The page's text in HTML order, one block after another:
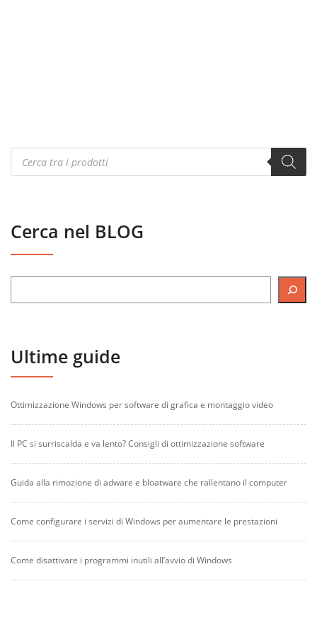
Products
search
Cerca nel BLOG
Ultime guide
Ottimizzazione Windows per software di grafica e montaggio video
Il PC si surriscalda e va lento? Consigli di ottimizzazione software
Guida alla rimozione di adware e bloatware che rallentano il computer
Come configurare i servizi di Windows per aumentare le prestazioni
Come disattivare i programmi inutili all’avvio di Windows